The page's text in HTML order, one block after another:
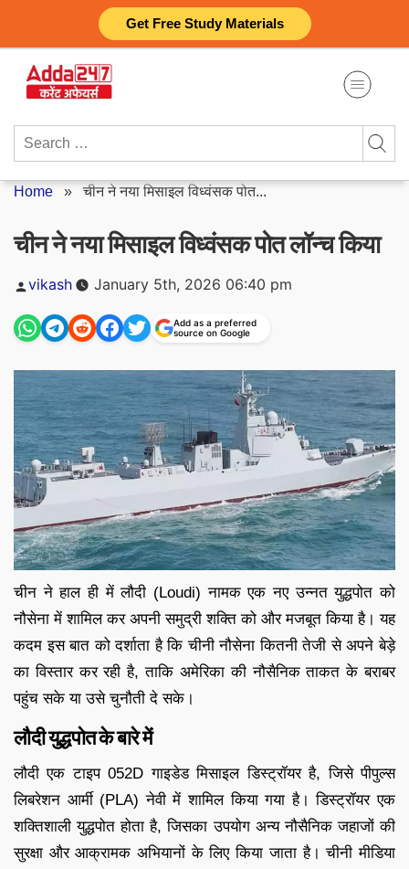
Get Free Study Materials
content
Search
Home »चीन ने नया मिसाइल विध्वंसक पोत...
चीन ने नया मिसाइल विध्वंसक पोत लॉन्च किया
Posted
vikash January 5th, 2026 06:40 pm
Add as a preferred
source on Google
चीन ने हाल ही में लौदी (Loudi) नामक एक नए उन्नत युद्धपोत को
नौसेना में शामिल कर अपनी समुद्री शक्ति को और मजबूत किया है। यह
कदम इस बात को दर्शाता है कि चीनी नौसेना कितनी तेजी से अपने बेड़े
का विस्तार कर रही है, ताकि अमेरिका की नौसैनिक ताकत के बराबर
पहुंच सके या उसे चुनौती दे सके।
लौदी युद्धपोत के बारे में
लौदी एक टाइप 052D गाइडेड मिसाइल डिस्ट्रॉयर है, जिसे पीपुल्स
लिबरेशन आर्मी (PLA) नेवी में शामिल किया गया है। डिस्ट्रॉयर एक
शक्तिशाली युद्धपोत होता है, जिसका उपयोग अन्य नौसैनिक जहाजों की
सुरक्षा और आक्रामक अभियानों के लिए किया जाता है। चीनी मीडिया